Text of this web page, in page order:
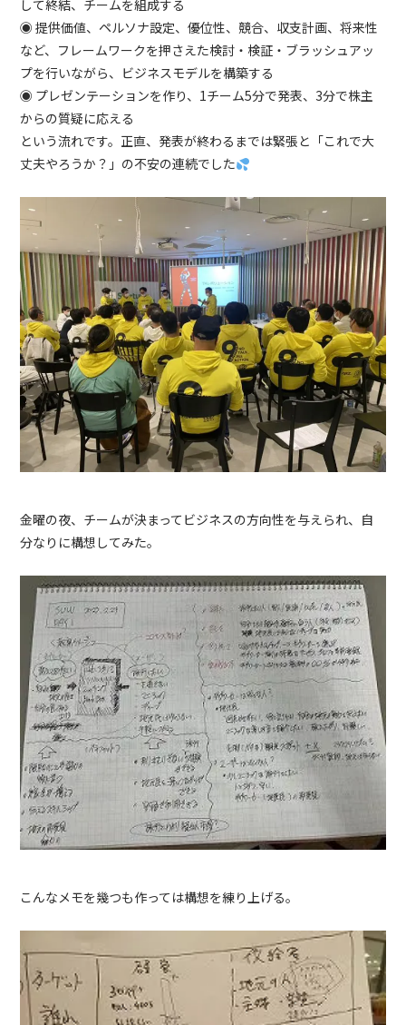
して終結、チームを組成する
◉ 提供価値、ペルソナ設定、優位性、競合、収支計画、将来性
など、フレームワークを押さえた検討・検証・ブラッシュアッ
プを行いながら、ビジネスモデルを構築する
◉ プレゼンテーションを作り、 1チーム5分で発表、 3分で株主
からの質疑に応える
という流れです。正直、発表が終わるまでは緊張と「これで大
丈夫やろうか？」の不安の連続でした
金曜の夜、チームが決まってビジネスの方向性を与えられ、自
分なりに構想してみた。
こんなメモを幾つも作っては構想を練り上げる。